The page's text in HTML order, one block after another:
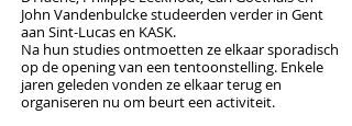
John Vandenbulcke studeerden verder in Gent
aan Sint-Lucas en KASK.
Na hun studies ontmoetten ze elkaar sporadisch
op de opening van een tentoonstelling. Enkele
jaren geleden vonden ze elkaar terug en
organiseren nu om beurt een activiteit.